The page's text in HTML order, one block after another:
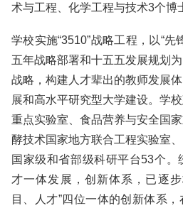
术与工程、化学工程与技术3个博
学校实施“3510”战略工程，以“先
五年战略部署和十五五发展规划
战略，构建人才辈出的教师发展
展和高水平研究型大学建设。学
重点实验室、食品营养与安全国
酵技术国家地方联合工程实验室
国家级和省部级科研平台53个。
才一体发展，创新体系，已逐
目、人才”四位一体的创新体系